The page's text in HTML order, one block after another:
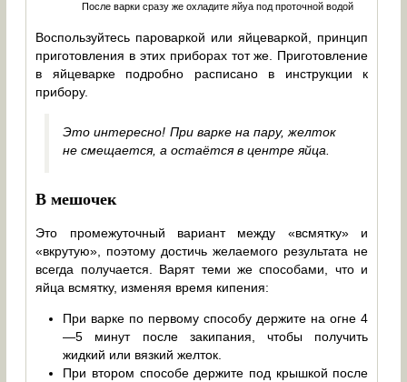
После варки сразу же охладите яйуа под проточной водой
Воспользуйтесь пароваркой или яйцеваркой, принцип
приготовления в этих приборах тот же. Приготовление
в яйцеварке подробно расписано в инструкции к
прибору.
Это интересно! При варке на пару, желток
не смещается, а остаётся в центре яйца.
В мешочек
Это промежуточный вариант между «всмятку» и
«вкрутую», поэтому достичь желаемого результата не
всегда получается. Варят теми же способами, что и
яйца всмятку, изменяя время кипения:
При варке по первому способу держите на огне 4
—5 минут после закипания, чтобы получить
жидкий или вязкий желток.
При втором способе держите под крышкой после